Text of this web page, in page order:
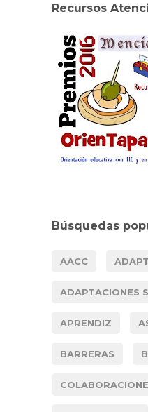
Recursos
Búsquedas
AACC
ADAPTACIONES
APRENDIZ
BARRERAS